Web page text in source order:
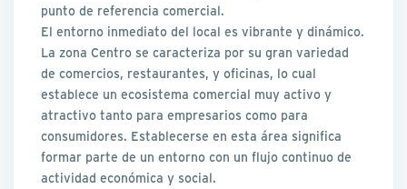
punto de referencia comercial.
El entorno inmediato del local es vibrante y dinámico.
La zona Centro se caracteriza por su gran variedad
de comercios, restaurantes, y oficinas, lo cual
establece un ecosistema comercial muy activo y
atractivo tanto para empresarios como para
consumidores. Establecerse en esta área significa
formar parte de un entorno con un flujo continuo de
actividad económica y social.